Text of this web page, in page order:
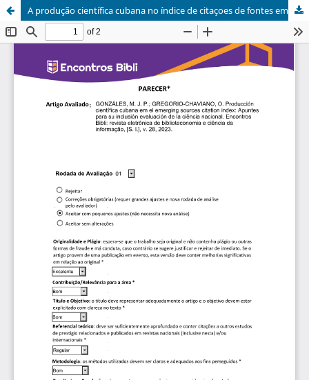
A produção científica cubana no índice de citaçoes de fontes emergentes: notas para sua inclusão na avaliação da ciência nacional